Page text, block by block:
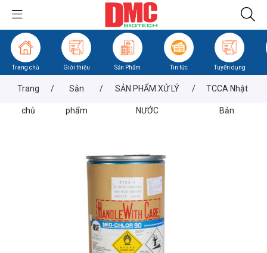
Trang chủ Giới thiệu Sản Phẩm Tin tức Tuyển dụng
Trang
chủ
/ Sản
phẩm
/ SẢN PHẨM XỬ LÝ
NƯỚC
/ TCCA Nhật
Bản